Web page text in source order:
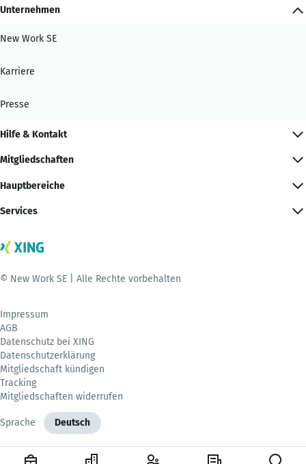
Unternehmen
New Work SE
Karriere
Presse
Hilfe & Kontakt
Mitgliedschaften
Hauptbereiche
Services
© New Work SE | Alle Rechte vorbehalten
Impressum
AGB
Datenschutz bei XING
Datenschutzerklärung
Mitgliedschaft kündigen
Tracking
Mitgliedschaften widerrufen
Sprache Deutsch